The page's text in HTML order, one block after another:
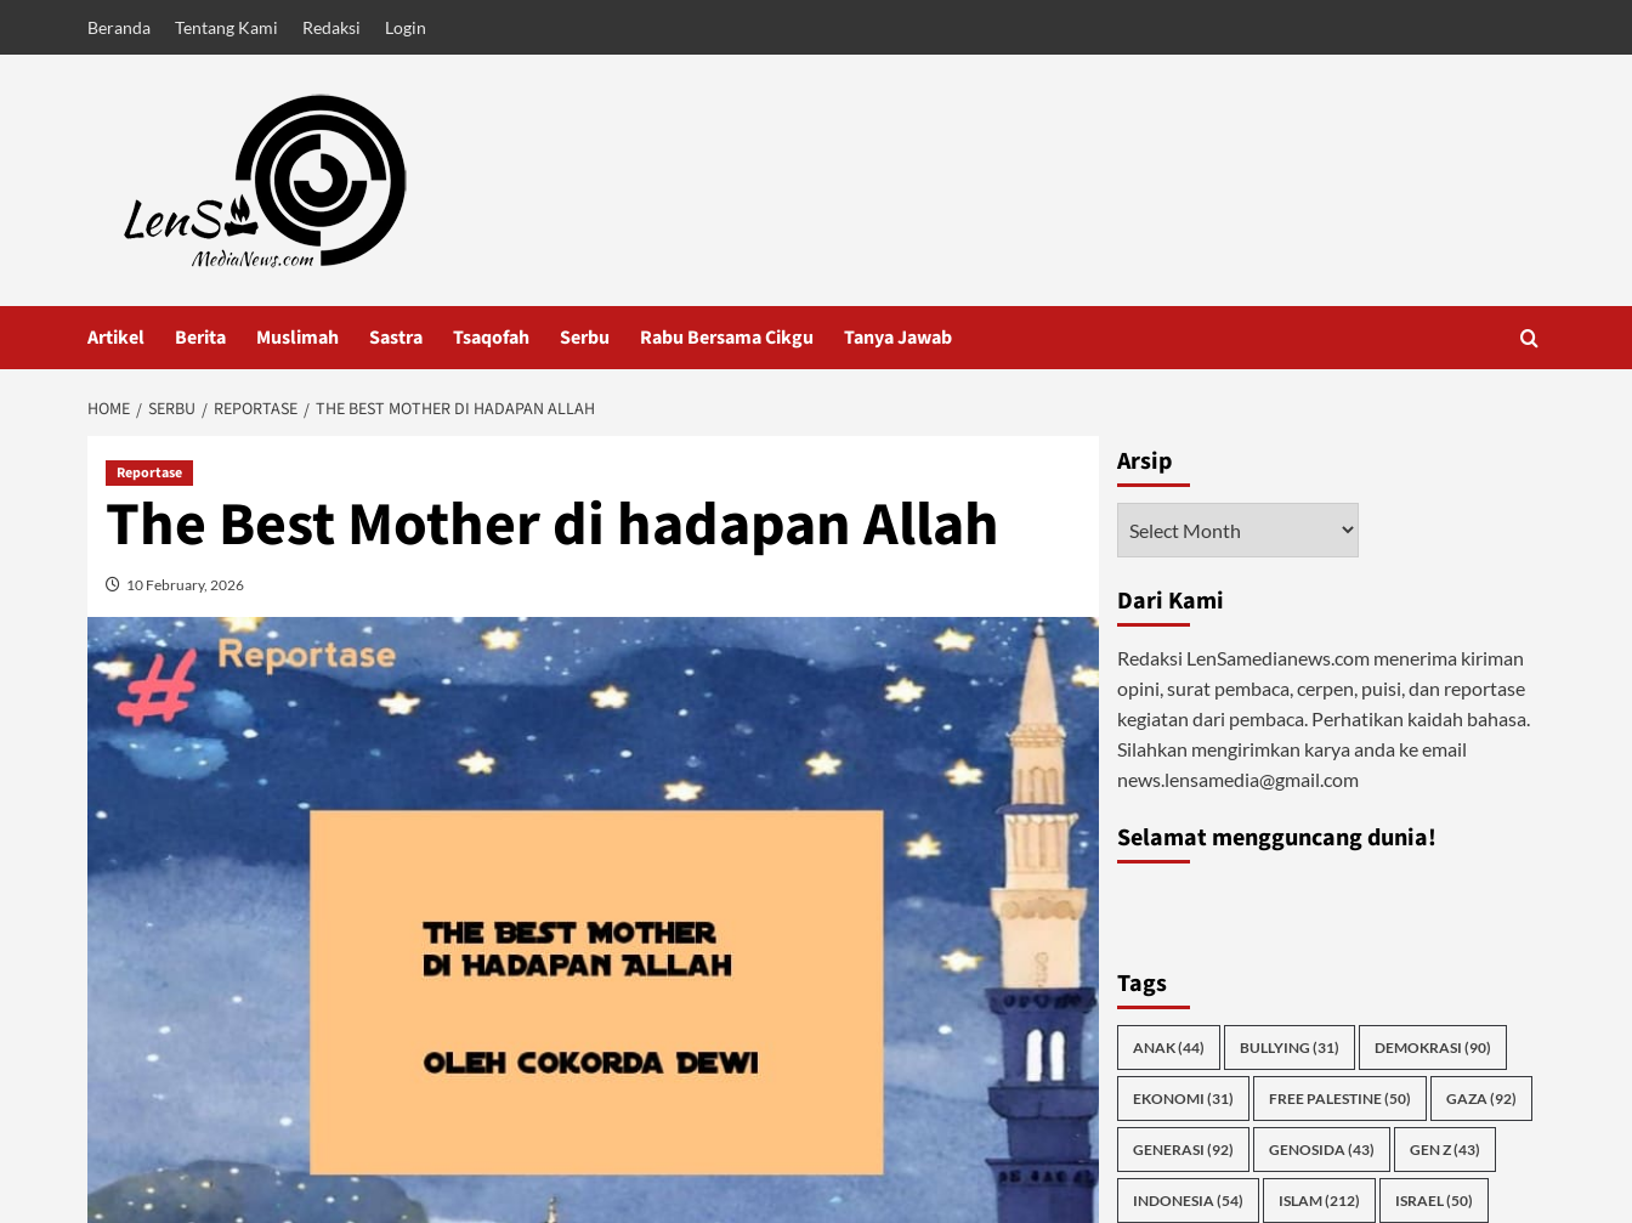
Beranda Tentang Kami Redaksi Login
Artikel Berita Muslimah Sastra Tsaqofah Serbu Rabu Bersama Cikgu Tanya Jawab
HOME SERBU REPORTASE THE BEST MOTHER DI HADAPAN ALLAH
Reportase
The Best Mother di hadapan Allah
10 February, 2026
Arsip
Dari Kami
Redaksi LenSamedianews.com menerima kiriman
opini, surat pembaca, cerpen, puisi, dan reportase
kegiatan dari pembaca. Perhatikan kaidah bahasa.
Silahkan mengirimkan karya anda ke email
news.lensamedia@gmail.com
Selamat mengguncang dunia!
Tags
ANAK(44) BULLYING (31) DEMOKRASI (90)
EKONOMI (31) FREE PALESTINE(50) GAZA(92)
GENERASI (92) GENOSIDA(43) GEN Z(43)
INDONESIA(54) ISLAM(212) ISRAEL(50)